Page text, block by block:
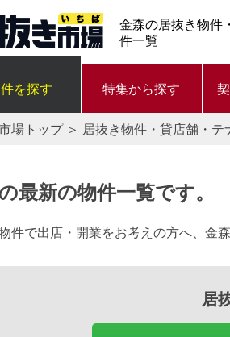
金森の居抜き物件
件一覧
を探す 特集から探す
場トップ＞ 居抜き物件・貸店舗・テ
最新の物件一覧です。
件で出店・開業をお考えの方へ、金
居